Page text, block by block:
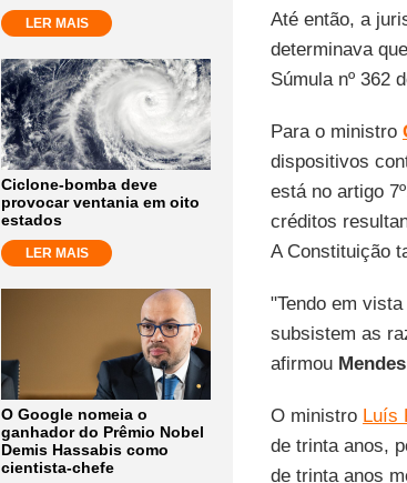
LER MAIS
Ciclone-bomba deve
provocar ventania em oito
estados
LER MAIS
O Google nomeia o
ganhador do Prêmio Nobel
Demis Hassabis como
cientista-chefe
Até então, a
determinava
Súmula nº 362
Para o ministro
dispositivos
está no artigo
créditos
A Constituição
"Tendo em
subsistem as
afirmou Mendes
O ministro Luís
de trinta anos,
de trinta anos